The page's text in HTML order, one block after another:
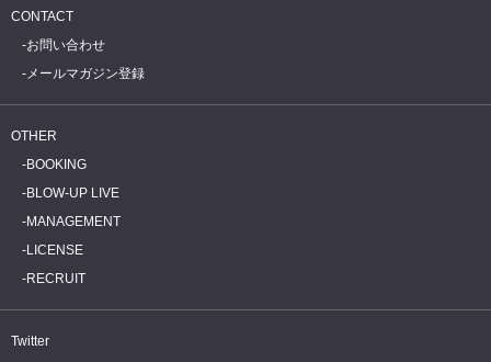
CONTACT
お問い合わせ
メールマガジン登録
OTHER
BOOKING
BLOW-UP LIVE
MANAGEMENT
LICENSE
RECRUIT
Twitter